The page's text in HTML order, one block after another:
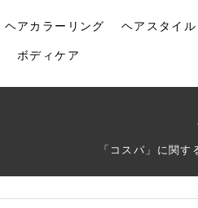
ヘアカラーリング ヘアスタイル
ボディケア
「コスパ」に関す